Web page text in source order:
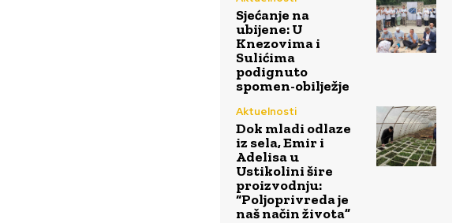
Sjećanje na
ubijene: U
Knezovima i
Sulićima
podignuto
spomen-obilježje
Aktuelnosti
Dok mladi odlaze
iz sela, Emir i
Adelisa u
Ustikolini šire
proizvodnju:
“Poljoprivreda je
naš način života”